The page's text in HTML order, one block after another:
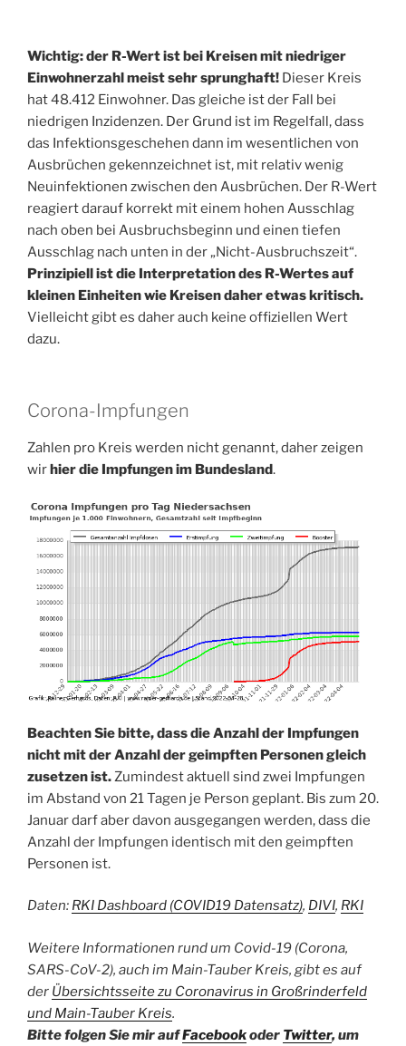
Wichtig: der R-Wert ist bei Kreisen mit niedriger
Einwohnerzahl meist sehr sprunghaft! Dieser Kreis
hat 48.412 Einwohner. Das gleiche ist der Fall bei
niedrigen Inzidenzen. Der Grund ist im Regelfall, dass
das Infektionsgeschehen dann im wesentlichen von
Ausbrüchen gekennzeichnet ist, mit relativ wenig
Neuinfektionen zwischen den Ausbrüchen. Der R-Wert
reagiert darauf korrekt mit einem hohen Ausschlag
nach oben bei Ausbruchsbeginn und einen tiefen
Ausschlag nach unten in der „Nicht-Ausbruchszeit“.
Prinzipiell ist die Interpretation des R-Wertes auf
kleinen Einheiten wie Kreisen daher etwas kritisch.
Vielleicht gibt es daher auch keine offiziellen Wert
dazu.
Corona-Impfungen
Zahlen pro Kreis werden nicht genannt, daher zeigen
wirhier die Impfungen im Bundesland.
Beachten Sie bitte, dass die Anzahl der Impfungen
nicht mit der Anzahl der geimpften Personen gleich
zusetzen ist. Zumindest aktuell sind zwei Impfungen
im Abstand von 21 Tagen je Person geplant. Bis zum 20.
Januar darf aber davon ausgegangen werden, dass die
Anzahl der Impfungen identisch mit den geimpften
Personen ist.
Daten: RKI Dashboard (COVID19 Datensatz), DIVI, RKI
Weitere Informationen rund um Covid-19 (Corona,
SARS-CoV-2), auch im Main-Tauber Kreis, gibt es auf
der Übersichtsseite zu Coronavirus in Großrinderfeld
und Main-Tauber Kreis.
Bitte folgen Sie mir aufFacebookoder Twitter, um